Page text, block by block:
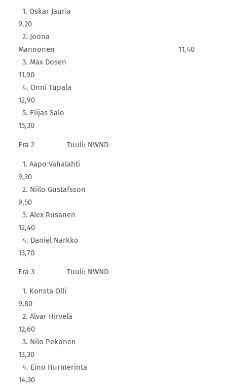
1. Oskar Jauria
9,20
2. Joona
Mannonen 11,40
3. Max Dosen
11,90
4. Onni Tupala
12,90
5. Elijas Salo
15,30
Erä 2 Tuuli: NWND
1. Aapo Vahalahti
9,30
2. Niilo Gustafsson
9,50
3. Alex Rusanen
12,40
4. Daniel Narkko
13,70
Erä 3 Tuuli: NWND
1. Konsta Olli
9,80
2. Alvar Hirvelä
12,60
3. Nilo Pekonen
13,30
4. Eino Hurmerinta
14,30